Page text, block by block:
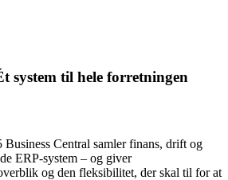
system til hele forretningen
Central samler finans, drift og
ERP-system ‒ og giver
og den fleksibilitet, der skal til for at